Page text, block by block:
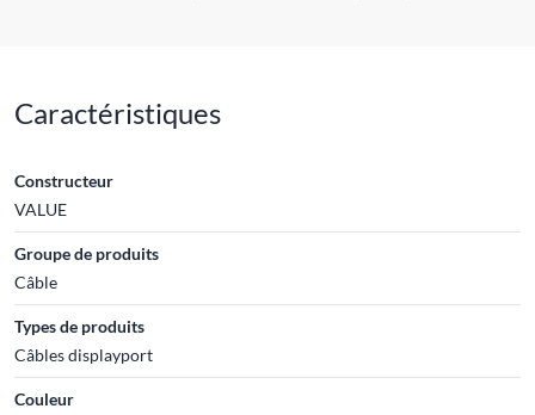
Caractéristiques
Constructeur
VALUE
Groupe de produits
Câble
Types de produits
Câbles displayport
Couleur